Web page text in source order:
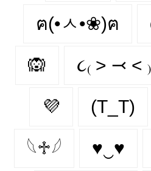
ฅ(•ㅅ•❀)ฅ
🙉 ૮₍ ˃ ⤙ ˂
💜 (T_T)
𓆩♱𓆪 ♥‿♥